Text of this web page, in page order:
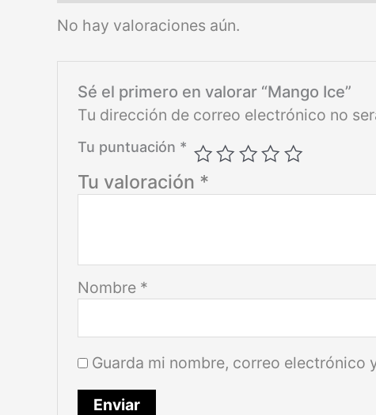
No hay valoraciones aún.
Sé el primero en valorar “Mango Ice”
Tu dirección de correo electrónico no
Tu puntuación *
Tu valoración *
Nombre *
Guarda mi nombre, correo electrónico